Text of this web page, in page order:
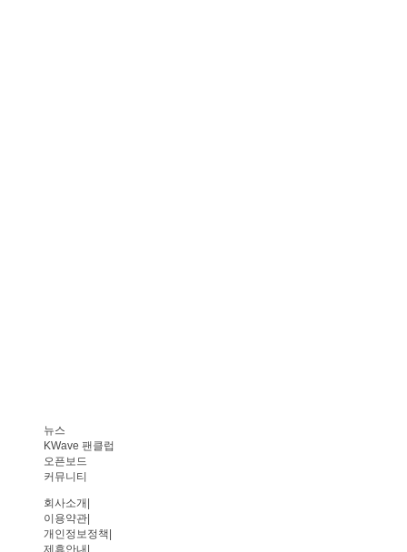
뉴스
KWave 팬클럽
오픈보드
커뮤니티
회사소개
이용약관
개인정보정책
제휴안내